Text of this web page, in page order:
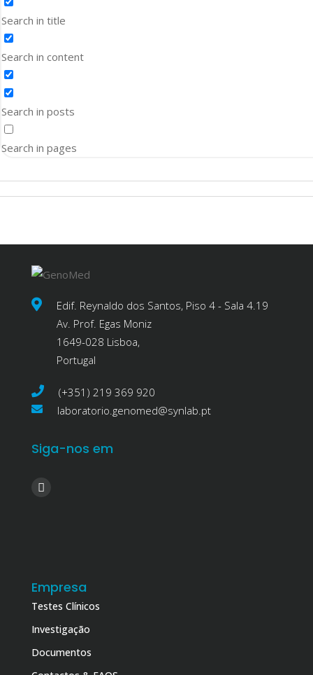
Search in title
Search in content
Search in posts
Search in pages
Edif. Reynaldo dos Santos, Piso 4 - Sala 4.19
Av. Prof. Egas Moniz
1649-028 Lisboa,
Portugal
(+351) 219 369 920
laboratorio.genomed@synlab.pt
Siga-nos em
Empresa
Testes Clínicos
Investigação
Documentos